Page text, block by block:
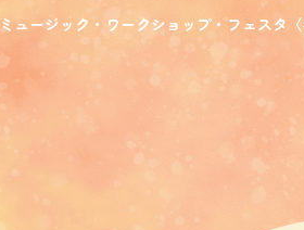
ミュージック・ワークショップ・フェスタ